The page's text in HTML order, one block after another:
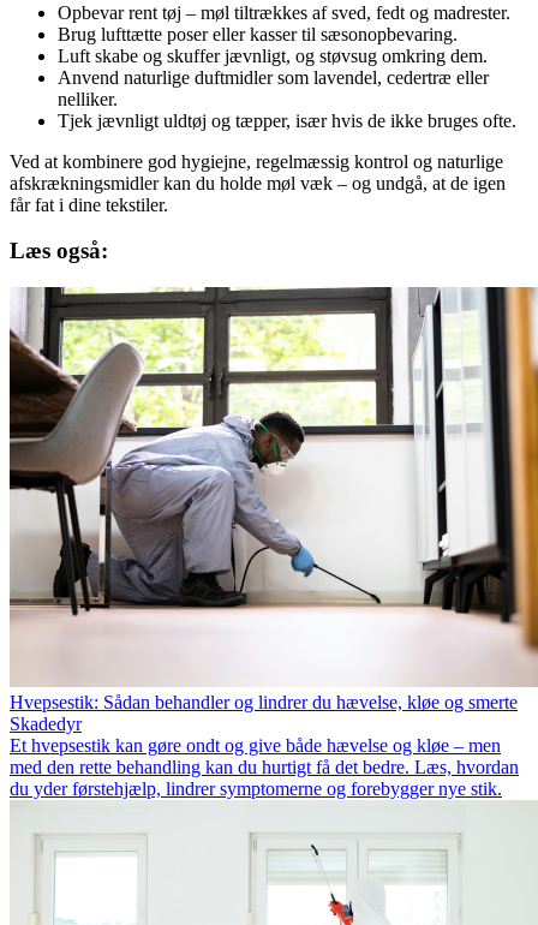
Opbevar rent tøj – møl tiltrækkes af sved, fedt og madrester.
Brug lufttætte poser eller kasser til sæsonopbevaring.
Luft skabe og skuffer jævnligt, og støvsug omkring dem.
Anvend naturlige duftmidler som lavendel, cedertræ eller
nelliker.
Tjek jævnligt uldtøj og tæpper, især hvis de ikke bruges ofte.
Ved at kombinere god hygiejne, regelmæssig kontrol og naturlige
afskrækningsmidler kan du holde møl væk – og undgå, at de igen
får fat i dine tekstiler.
Læs også:
Hvepsestik: Sådan behandler og lindrer du hævelse, kløe og smerte
Skadedyr
Et hvepsestik kan gøre ondt og give både hævelse og kløe – men
med den rette behandling kan du hurtigt få det bedre. Læs, hvordan
du yder førstehjælp, lindrer symptomerne og forebygger nye stik.